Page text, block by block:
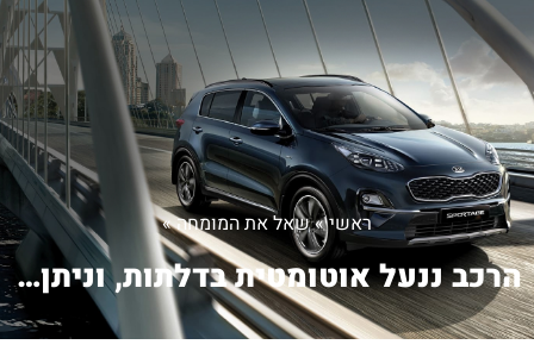
ראשי»שאל את המומחה»
הרכב ננעל אוטומטית בדלתות, וניתן לפתו...